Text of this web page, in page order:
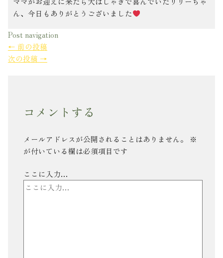
ん、今日もありがとうございました
Post navigation
← 前の投稿
次の投稿 →
コメントする
メールアドレスが公開されることはありません。
※
が付いている欄は必須項目です
ここに入力…